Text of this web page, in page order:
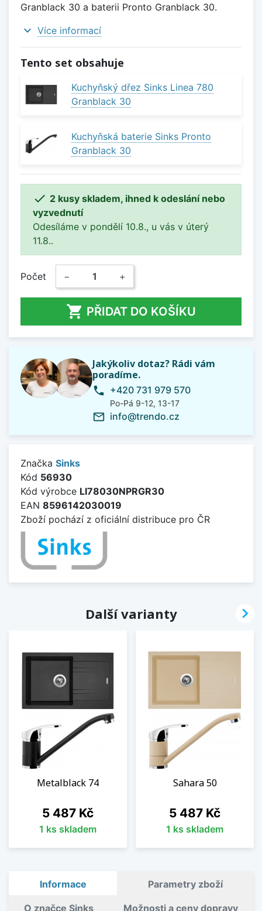
Granblack 30 a baterii Pronto Granblack 30.
expand_more Více informací
Tento set obsahuje
Kuchyňský dřez Sinks Linea 780
Granblack 30
Kuchyňská baterie Sinks Pronto
Granblack 30
 2 kusy skladem, ihned k odeslání nebo
vyzvednutí
Odesíláme v pondělí 10.8., u vás v úterý
11.8..
Počet − +
 PŘIDAT DO KOŠÍKU
Jakýkoliv dotaz? Rádi vám
poradíme.
phone +420 731 979 570
Po-Pá 9-12, 13-17
mail_outline info@trendo.cz
Značka Sinks
Kód 56930
Kód výrobce LI78030NPRGR30
EAN 8596142030019
Zboží pochází z oficiální distribuce pro ČR
Další varianty
Metalblack 74
Cena
5 487 Kč
1 ks skladem
Sahara 50
Cena
5 487 Kč
1 ks skladem

Informace Parametry zboží
O značce Sinks Možnosti a ceny dopravy